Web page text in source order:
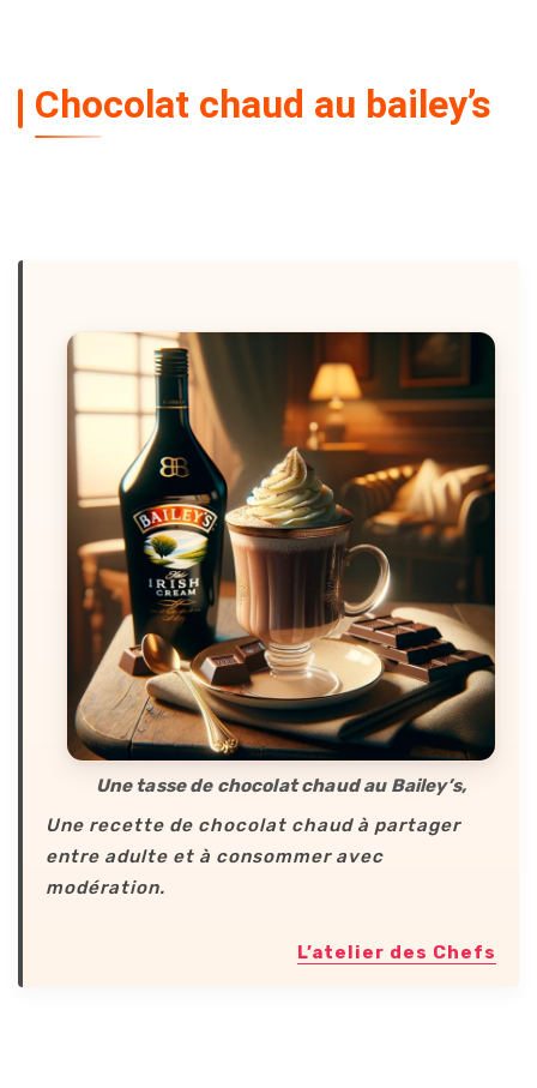
Chocolat chaud au bailey’s
Une tasse de chocolat chaud au Bailey’s,
Une recette de chocolat chaud à partager
entre adulte et à consommer avec
modération.
L’atelier des Chefs